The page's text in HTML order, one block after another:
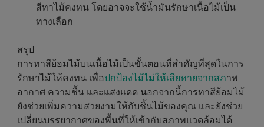
สีทาไม้คงทน โดยอาจจะใช้น้ำมันรักษาเนื้อไม้เป็น
ทางเลือก
สรุป
การทาสีย้อมไม้บนเนื้อไม้เป็นขั้นตอนที่สำคัญที่สุดในการ
รักษาไม้ให้คงทน เพื่อปกป้องไม้ไม่ให้เสียหายจากสภาพ
อากาศ ความชื้น และแสงแดด นอกจากนี้การทาสีย้อมไม้
ยังช่วยเพิ่มความสวยงามให้กับชิ้นไม้ของคุณ และยังช่วย
เปลี่ยนบรรยากาศของพื้นที่ให้เข้ากับสภาพแวดล้อมได้